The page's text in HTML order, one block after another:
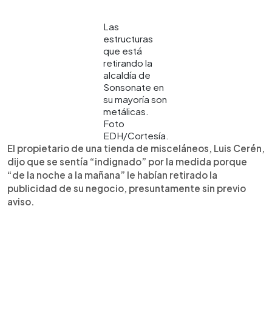
Las
estructuras
que está
retirando la
alcaldía de
Sonsonate en
su mayoría son
metálicas.
Foto
EDH/Cortesía.
El propietario de una tienda de misceláneos, Luis Cerén,
dijo que se sentía “indignado” por la medida porque
“de la noche a la mañana” le habían retirado la
publicidad de su negocio, presuntamente sin previo
aviso.